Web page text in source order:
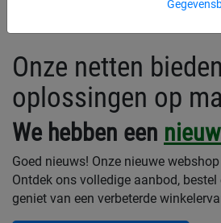
Onze netten bieden
oplossingen op
We hebben een
Goed nieuws! Onze nieuwe
Ontdek ons volledige aanbod,
geniet van een verbeterde